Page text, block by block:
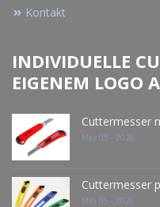
Kontakt
INDIVIDUELLE
EIGENEM LOGO
Cuttermesser
May 05 - 2026
Cuttermesser
May 05 - 2026